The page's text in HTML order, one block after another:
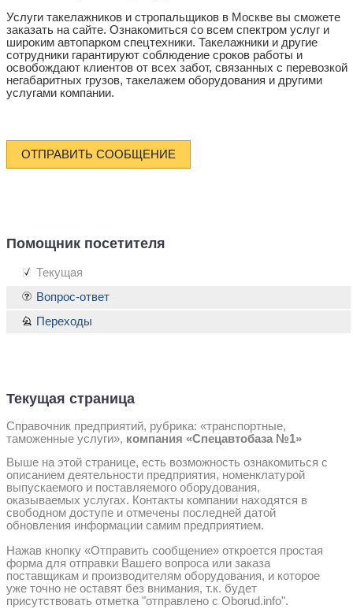
Услуги такелажников и стропальщиков в Москве вы сможете
заказать на сайте. Ознакомиться со всем спектром услуг и
широким автопарком спецтехники. Такелажники и другие
сотрудники гарантируют соблюдение сроков работы и
освобождают клиентов от всех забот, связанных с перевозкой
негабаритных грузов, такелажем оборудования и другими
услугами компании.
ОТПРАВИТЬ СООБЩЕНИЕ
Помощник посетителя
Текущая
Текущая страница
Справочник предприятий, рубрика: «транспортные,
таможенные услуги», компания «Спецавтобаза №1»
Выше на этой странице, есть возможность ознакомиться с
описанием деятельности предприятия, номенклатурой
выпускаемого и поставляемого оборудования,
оказываемых услугах. Контакты компании находятся в
свободном доступе и отмечены последней датой
обновления информации самим предприятием.
Нажав кнопку «Отправить сообщение» откроется простая
форма для отправки Вашего вопроса или заказа
поставщикам и производителям оборудования, и которое
уже точно не оставят без внимания, т.к. будет
присутствовать отметка "отправлено с Oborud.info".
Вопрос-ответ
Переходы